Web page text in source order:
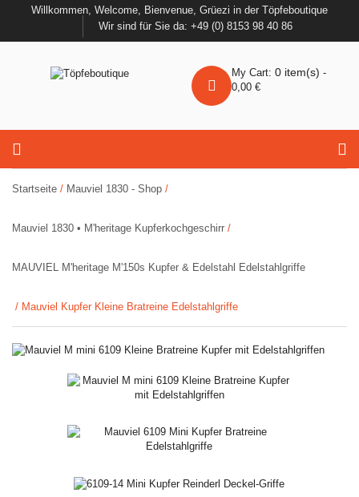
Willkommen, Welcome, Bienvenue, Grüezi in der Töpfeboutique
Wir sind für Sie da: +49 (0) 8153 98 40 86
My Cart: 0 item(s) -
0,00 €
Startseite / Mauviel 1830 - Shop /
Mauviel 1830 • M'heritage Kupferkochgeschirr /
MAUVIEL M'heritage M'150s Kupfer & Edelstahl Edelstahlgriffe
/ Mauviel Kupfer Kleine Bratreine Edelstahlgriffe